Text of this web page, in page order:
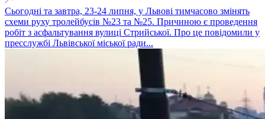
Сьогодні та завтра, 23-24 липня, у Львові тимчасово змінять
схеми руху тролейбусів №23 та №25. Причиною є проведення
робіт з асфальтування вулиці Стрийської. Про це повідомили у
пресслужбі Львівської міської ради...